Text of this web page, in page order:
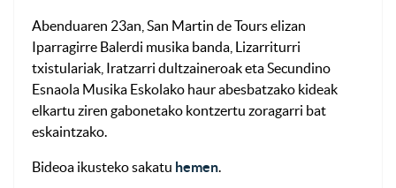
Abenduaren 23an, San Martin de Tours elizan
Iparragirre Balerdi musika banda, Lizarriturri
txistulariak, Iratzarri dultzaineroak eta Secundino
Esnaola Musika Eskolako haur abesbatzako kideak
elkartu ziren gabonetako kontzertu zoragarri bat
eskaintzako.
Bideoa ikusteko sakatu hemen.